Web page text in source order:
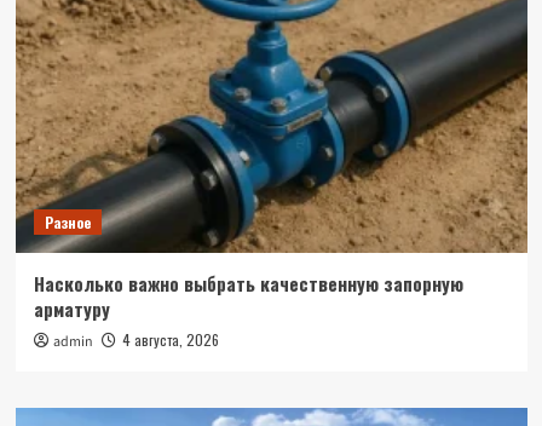
Разное
Насколько важно выбрать качественную запорную
арматуру
admin 4 августа, 2026